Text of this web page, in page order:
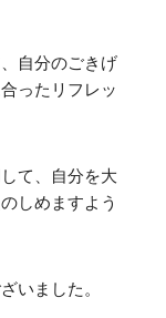
自分のごきげ
ったリフレッ
て、自分を大
しめますよう
いました。